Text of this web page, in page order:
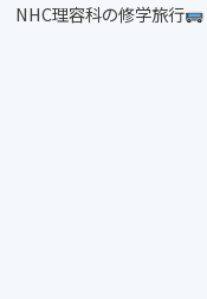
NHC理容科の修学旅行